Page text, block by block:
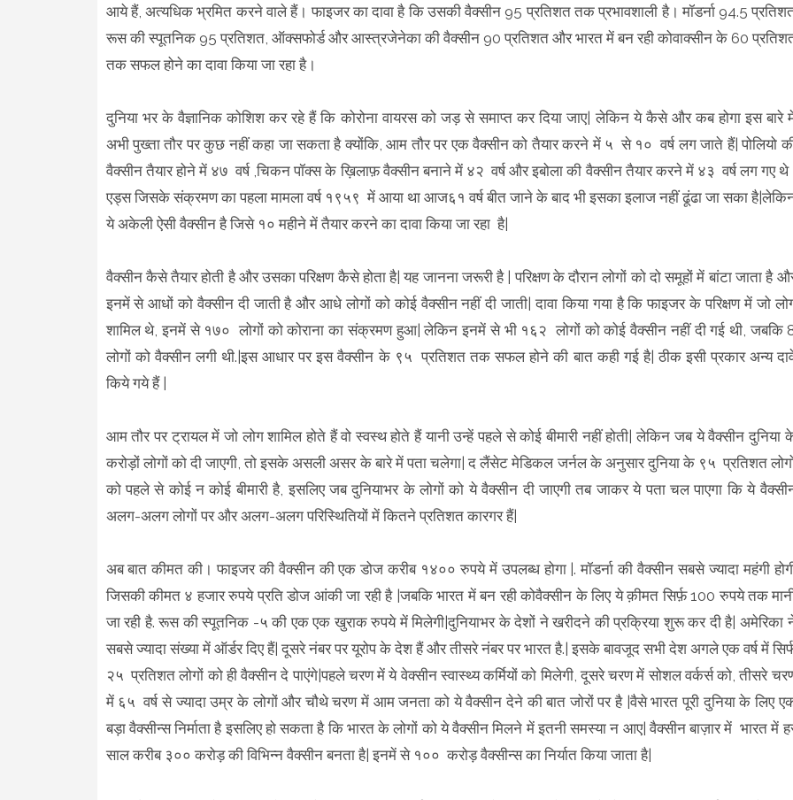
आये हैं, अत्यधिक भ्रमित करने वाले हैं। फाइजर का दावा है कि उसकी वैक्सीन 95 प्रतिशत तक प्रभावशाली है। मॉडर्ना 94.5
रूस की स्पूतनिक 95 प्रतिशत, ऑक्सफोर्ड और आस्त्रजेनेका की वैक्सीन 90 प्रतिशत और भारत में बन रही कोवाक्सीन के 60
तक सफल होने का दावा किया जा रहा है।
दुनिया भर के वैज्ञानिक कोशिश कर रहे हैं कि कोरोना वायरस को जड़ से समाप्त कर दिया जाए| लेकिन ये कैसे और कब होगा इस बारे
अभी पुख्ता तौर पर कुछ नहीं कहा जा सकता है क्योंकि, आम तौर पर एक वैक्सीन को तैयार करने में ५ से १० वर्ष लग जाते हैं| पोलियो
वैक्सीन तैयार होने में ४७ वर्ष ,चिकन पॉक्स के ख़िलाफ़ वैक्सीन बनाने में ४२ वर्ष और इबोला की वैक्सीन तैयार करने में ४३ वर्ष लग गए थे
एड्स जिसके संक्रमण का पहला मामला वर्ष १९५९ में आया था आज६१ वर्ष बीत जाने के बाद भी इसका इलाज नहीं ढूंढा जा सका
ये अकेली ऐसी वैक्सीन है जिसे १० महीने में तैयार करने का दावा किया जा रहा है|
वैक्सीन कैसे तैयार होती है और उसका परिक्षण कैसे होता है| यह जानना जरूरी है | परिक्षण के दौरान लोगों को दो समूहों में बांटा जाता है
इनमें से आधों को वैक्सीन दी जाती है और आधे लोगों को कोई वैक्सीन नहीं दी जाती| दावा किया गया है कि फाइजर के परिक्षण में जो
शामिल थे, इनमें से १७० लोगों को कोराना का संक्रमण हुआ| लेकिन इनमें से भी १६२ लोगों को कोई वैक्सीन नहीं दी गई थी, जबकि
लोगों को वैक्सीन लगी थी.|इस आधार पर इस वैक्सीन के ९५ प्रतिशत तक सफल होने की बात कही गई है| ठीक इसी प्रकार अन्य
किये गये हैं |
आम तौर पर ट्रायल में जो लोग शामिल होते हैं वो स्वस्थ होते हैं यानी उन्हें पहले से कोई बीमारी नहीं होती| लेकिन जब ये वैक्सीन दुनिया
करोड़ों लोगों को दी जाएगी, तो इसके असली असर के बारे में पता चलेगा| द लैंसेट मेडिकल जर्नल के अनुसार दुनिया के ९५ प्रतिशत
को पहले से कोई न कोई बीमारी है, इसलिए जब दुनियाभर के लोगों को ये वैक्सीन दी जाएगी तब जाकर ये पता चल पाएगा कि ये
अलग-अलग लोगों पर और अलग-अलग परिस्थितियों में कितने प्रतिशत कारगर हैं|
अब बात कीमत की। फाइजर की वैक्सीन की एक डोज करीब १४०० रुपये में उपलब्ध होगा |. मॉडर्ना की वैक्सीन सबसे ज्यादा महंगी
जिसकी कीमत ४ हजार रुपये प्रति डोज आंकी जा रही है |जबकि भारत में बन रही कोवैक्सीन के लिए ये क़ीमत सिर्फ़ 100 रुपये तक
जा रही है. रूस की स्पूतनिक -५ की एक एक खुराक रुपये में मिलेगी|दुनियाभर के देशों ने खरीदने की प्रक्रिया शुरू कर दी है| अमेरिका
सबसे ज्यादा संख्या में ऑर्डर दिए हैं| दूसरे नंबर पर यूरोप के देश हैं और तीसरे नंबर पर भारत है.| इसके बावजूद सभी देश अगले एक वर्ष में
२५ प्रतिशत लोगों को ही वैक्सीन दे पाएंगे|पहले चरण में ये वेक्सीन स्वास्थ्य कर्मियों को मिलेगी, दूसरे चरण में सोशल वर्कर्स को, तीसरे
में ६५ वर्ष से ज्यादा उम्र के लोगों और चौथे चरण में आम जनता को ये वैक्सीन देने की बात जोरों पर है |वैसे भारत पूरी दुनिया के लिए
बड़ा वैक्सीन्स निर्माता है इसलिए हो सकता है कि भारत के लोगों को ये वैक्सीन मिलने में इतनी समस्या न आए| वैक्सीन बाज़ार में भारत में
साल करीब ३०० करोड़ की विभिन्न वैक्सीन बनता है| इनमें से १०० करोड़ वैक्सीन्स का निर्यात किया जाता है|